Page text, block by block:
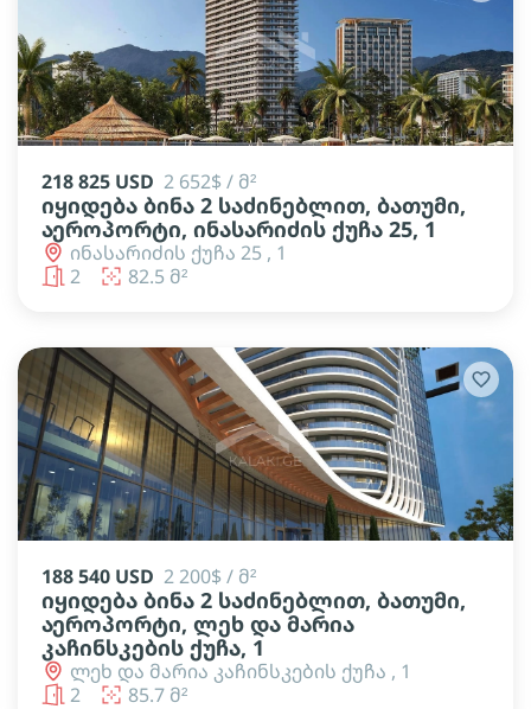
218 825 USD 2 652$ / მ²
იყიდება ბინა 2 საძინებლით, ბათუმი,
აეროპორტი, ინასარიძის ქუჩა 25, 1
ინასარიძის ქუჩა 25 , 1
2
82.5 მ²
188 540 USD 2 200$ / მ²
იყიდება ბინა 2 საძინებლით, ბათუმი,
აეროპორტი, ლეხ და მარია
კაჩინსკების ქუჩა, 1
ლეხ და მარია კაჩინსკების ქუჩა , 1
2
85.7 მ²